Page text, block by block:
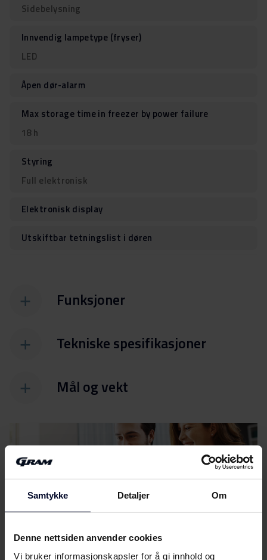
Samtykke Detaljer Om
Denne nettsiden anvender cookies
Vi bruker informasjonskapsler for å gi innhold og
Sidebelysning
Innvendig lampetype (fryser)
LED
Åpen dør-alarm
Max storage time in freezer by power failure
18 h
Styring
Full elektronisk
Elektronisk display
Utskiftbar tetningslist i døren
Funksjoner
Tekniske spesifikasjoner
Mål og vekt
FilerLast ned
Energimerking